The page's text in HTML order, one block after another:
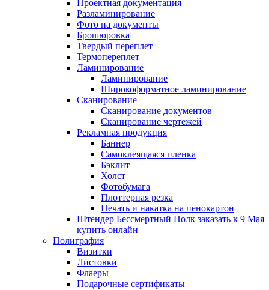
Проектная документация
Разламинирование
Фото на документы
Брошюровка
Твердый переплет
Термопереплет
Ламинирование
Ламинирование
Широкоформатное ламинирование
Сканирование
Сканирование документов
Сканирование чертежей
Рекламная продукция
Баннер
Самоклеящаяся пленка
Бэклит
Холст
Фотобумага
Плоттерная резка
Печать и накатка на пенокартон
Штендер Бессмертный Полк заказать к 9 Мая
купить онлайн
Полиграфия
Визитки
Листовки
Флаеры
Подарочные сертификаты